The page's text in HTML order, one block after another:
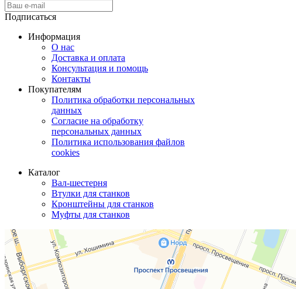
Подписаться
Информация
О нас
Доставка и оплата
Консультация и помощь
Контакты
Покупателям
Политика обработки персональных
данных
Согласие на обработку
персональных данных
Политика использования файлов
cookies
Каталог
Вал-шестерня
Втулки для станков
Кронштейны для станков
Муфты для станков